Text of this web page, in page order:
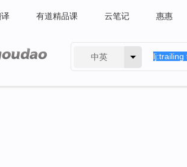
有道精品课 云笔记 惠惠
中英